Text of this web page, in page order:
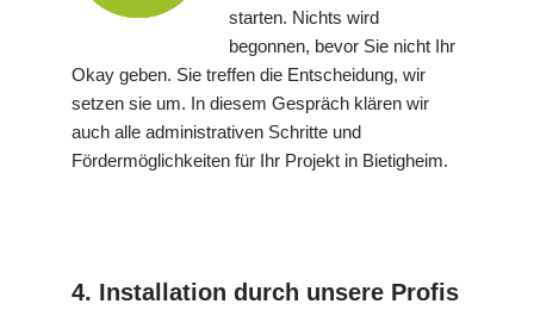
starten. Nichts wird
begonnen, bevor Sie nicht Ihr
Okay geben. Sie treffen die Entscheidung, wir
setzen sie um. In diesem Gespräch klären wir
auch alle administrativen Schritte und
Fördermöglichkeiten für Ihr Projekt in Bietigheim.
4. Installation durch unsere Profis